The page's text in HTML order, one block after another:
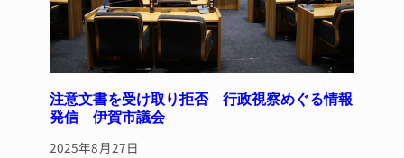
注意文書を受け取り拒否 行政視察めぐる情報
発信 伊賀市議会
2025年8月27日